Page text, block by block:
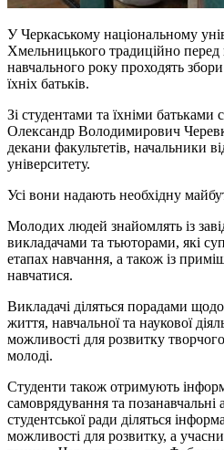
У Черкаському національному
Хмельницького традиційно
навчального року проходять
їхніх батьків.
Зі студентами та їхніми батьками
Олександр Володимирович
декани факультетів, начальники
університету.
Усі вони надають необхідну
Молодих людей знайомлять із
викладачами та тьюторами, які
етапах навчання, а також із
навчатися.
Викладачі діляться порадами щодо
життя, навчальної та наукової
можливості для розвитку
молоді.
Студенти також отримують
самоврядування та
студентської ради діляться
можливості для розвитку, а